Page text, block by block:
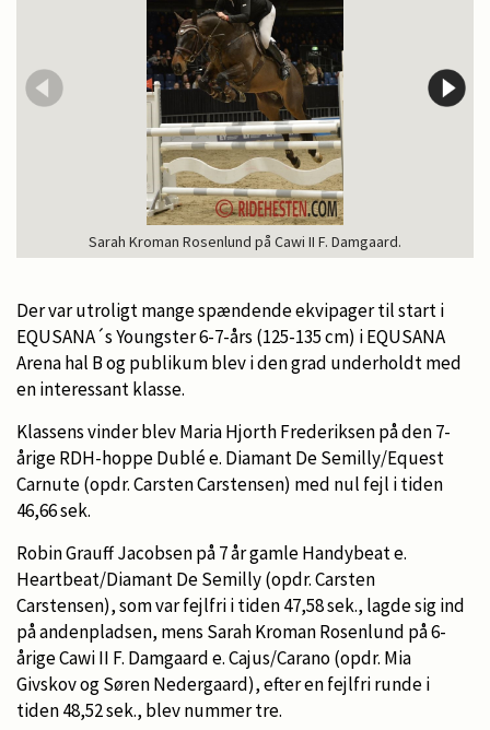
Sarah Kroman Rosenlund på Cawi II F. Damgaard.
Der var utroligt mange spændende ekvipager til start i
EQUSANA´s Youngster 6-7-års (125-135 cm) i EQUSANA
Arena hal B og publikum blev i den grad underholdt med
en interessant klasse.
Klassens vinder blev Maria Hjorth Frederiksen på den 7-
årige RDH-hoppe Dublé e. Diamant De Semilly/Equest
Carnute (opdr. Carsten Carstensen) med nul fejl i tiden
46,66 sek.
Robin Grauff Jacobsen på 7 år gamle Handybeat e.
Heartbeat/Diamant De Semilly (opdr. Carsten
Carstensen), som var fejlfri i tiden 47,58 sek., lagde sig ind
på andenpladsen, mens Sarah Kroman Rosenlund på 6-
årige Cawi II F. Damgaard e. Cajus/Carano (opdr. Mia
Givskov og Søren Nedergaard), efter en fejlfri runde i
tiden 48,52 sek., blev nummer tre.